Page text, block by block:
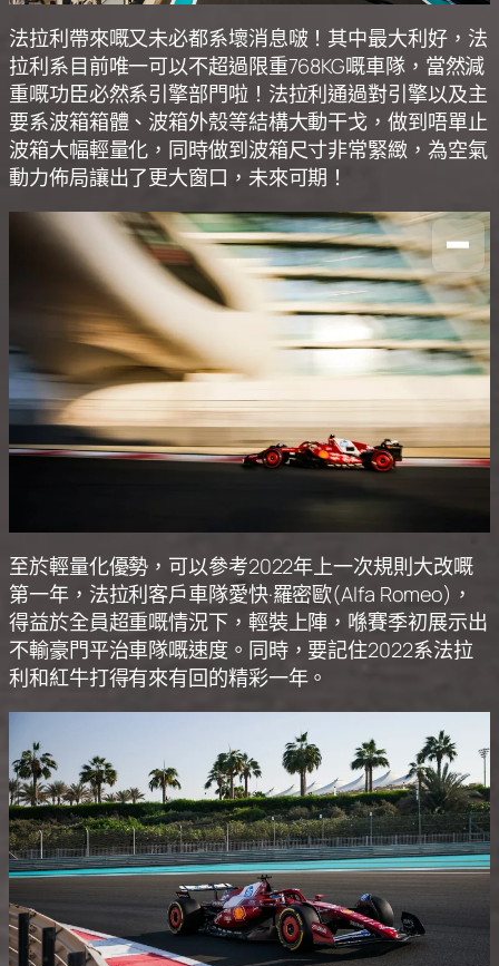
法拉利帶來嘅又未必都系壞消息啵！其中最大利好，法
拉利系目前唯一可以不超過限重768KG嘅車隊，當然減
重嘅功臣必然系引擎部門啦！法拉利通過對引擎以及主
要系波箱箱體、波箱外殼等結構大動干戈，做到唔單止
波箱大幅輕量化，同時做到波箱尺寸非常緊緻，為空氣
動力佈局讓出了更大窗口，未來可期！
至於輕量化優勢，可以參考2022年上一次規則大改嘅
第一年，法拉利客戶車隊愛快·羅密歐(Alfa Romeo)，
得益於全員超重嘅情況下，輕裝上陣，喺賽季初展示出
不輸豪門平治車隊嘅速度。同時，要記住2022系法拉
利和紅牛打得有來有回的精彩一年。